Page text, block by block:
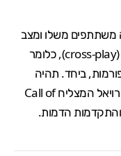
משתתפים משלו ומצב
זומבים חדש. המשחק יתמוך בקרוס-פליי (cross-play), כלומר
ביחד. תהיה
המצליחCall of
הדמות.